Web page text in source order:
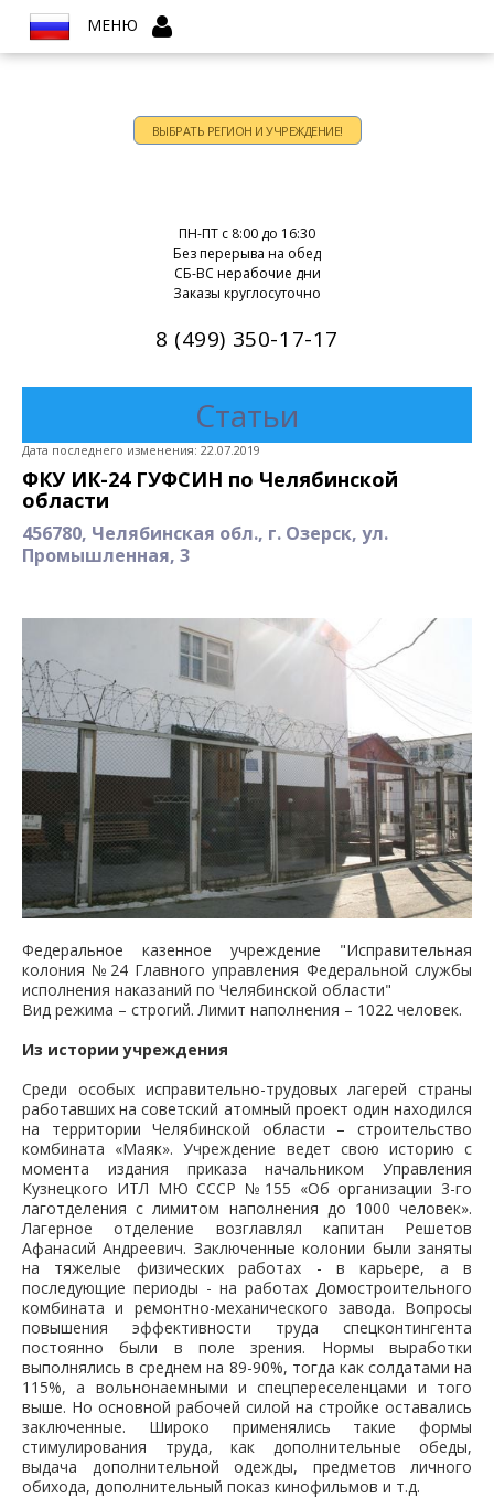
МЕНЮ
ВЫБРАТЬ РЕГИОН И УЧРЕЖДЕНИЕ!
ПН-ПТ c 8:00 до 16:30
Без перерыва на обед
СБ-ВС нерабочие дни
Заказы круглосуточно
8 (499) 350-17-17
Статьи
Дата последнего изменения: 22.07.2019
ФКУ ИК-24 ГУФСИН по Челябинской
области
456780, Челябинская обл., г. Озерск, ул.
Промышленная, 3
Федеральное казенное учреждение "Исправительная
колония №24 Главного управления Федеральной службы
исполнения наказаний по Челябинской области"
Вид режима – строгий. Лимит наполнения – 1022 человек.
Из истории учреждения
Среди особых исправительно-трудовых лагерей страны
работавших на советский атомный проект один находился
на территории Челябинской области – строительство
комбината «Маяк». Учреждение ведет свою историю с
момента издания приказа начальником Управления
Кузнецкого ИТЛ МЮ СССР №155 «Об организации 3-го
лаготделения с лимитом наполнения до 1000 человек».
Лагерное отделение возглавлял капитан Решетов
Афанасий Андреевич. Заключенные колонии были заняты
на тяжелые физических работах - в карьере, а в
последующие периоды - на работах Домостроительного
комбината и ремонтно-механического завода. Вопросы
повышения эффективности труда спецконтингента
постоянно были в поле зрения. Нормы выработки
выполнялись в среднем на 89-90%, тогда как солдатами на
115%, а вольнонаемными и спецпереселенцами и того
выше. Но основной рабочей силой на стройке оставались
заключенные. Широко применялись такие формы
стимулирования труда, как дополнительные обеды,
выдача дополнительной одежды, предметов личного
обихода, дополнительный показ кинофильмов и т.д.